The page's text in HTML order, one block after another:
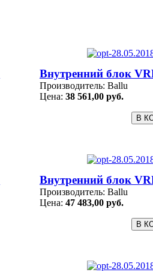
Внутренний блок
Производитель: Ballu
Цена: 38 561,00 руб.
Внутренний блок
Производитель: Ballu
Цена: 47 483,00 руб.